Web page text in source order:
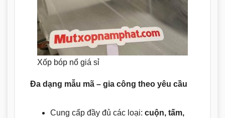
Xốp bóp nổ giá sỉ
Đa dạng mẫu mã – gia công theo yêu cầu
Cung cấp đầy đủ các loại: cuộn, tấm,